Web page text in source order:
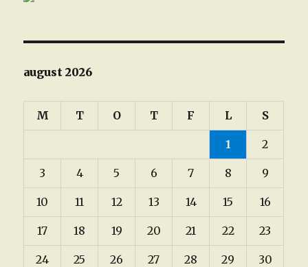
august 2026
M T O T F L S
1 2
3 4 5 6 7 8 9
10 11 12 13 14 15 16
17 18 19 20 21 22 23
24 25 26 27 28 29 30